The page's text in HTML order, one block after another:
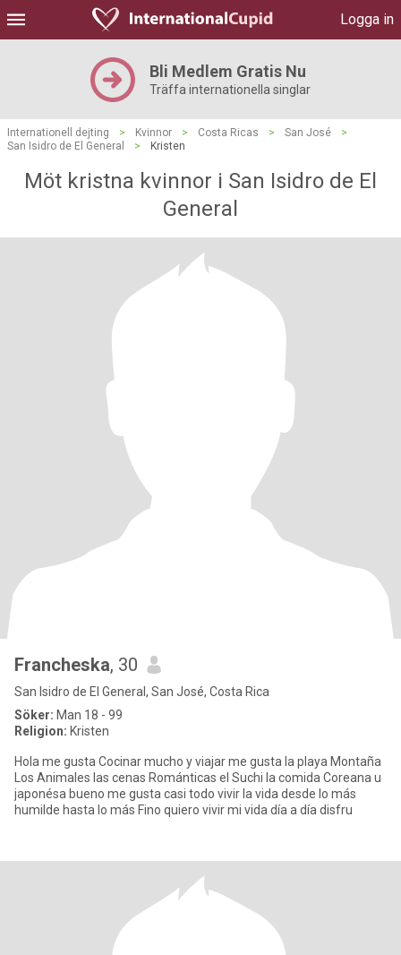
Logga in
Bli Medlem Gratis Nu
Träffa internationella singlar
Internationell dejting > Kvinnor > Costa Ricas > San José
>
San Isidro de El General
> Kristen
Möt kristna kvinnor i San Isidro de El
General
Francheska, 30
San Isidro de El General, San José, Costa Rica
Söker: Man 18 - 99
Religion: Kristen
Hola me gusta Cocinar mucho y viajar me gusta la playa Montaña
Los Animales las cenas Románticas el Suchi la comida Coreana u
japonésa bueno me gusta casi todo vivir la vida desde lo más
humilde hasta lo más Fino quiero vivir mi vida día a día disfru